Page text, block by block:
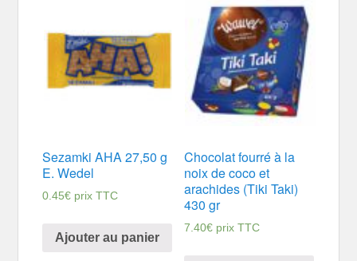
Sezamki AHA 27,50 g
E. Wedel
0.45€ prix TTC
Ajouter au panier
Chocolat fourré à la
noix de coco et
arachides (Tiki Taki)
430 gr
7.40€ prix TTC